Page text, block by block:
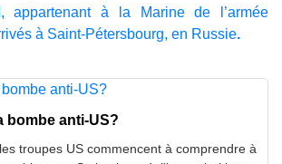
appartenant à la Marine de l’armée
à Saint-Pétersbourg, en Russie.
bombe anti-US?
troupes US commencent à comprendre à